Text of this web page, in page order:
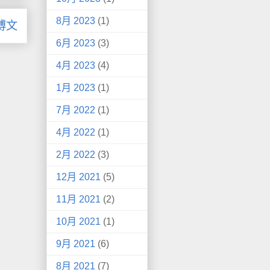
文 8月 2023 (1)
6月 2023 (3)
4月 2023 (4)
1月 2023 (1)
7月 2022 (1)
4月 2022 (1)
2月 2022 (3)
12月 2021 (5)
11月 2021 (2)
10月 2021 (1)
9月 2021 (6)
8月 2021 (7)